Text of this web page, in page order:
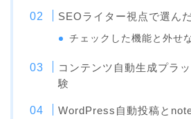
SEOライター視点で選ん
チェックした機能と外せ
コンテンツ自動生成プラ
験
WordPress自動投稿と